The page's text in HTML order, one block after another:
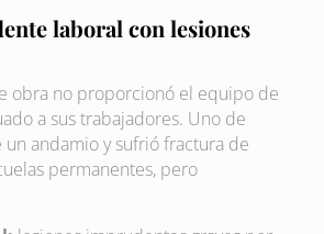
laboral con lesiones
obra no proporcionó el equipo de
a sus trabajadores. Uno de
un andamio y sufrió fractura de
permanentes, pero